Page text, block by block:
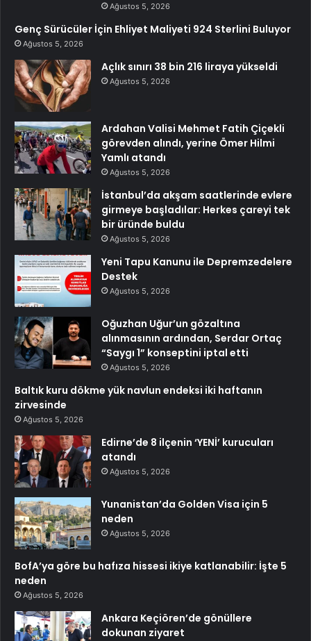
Ağustos 5, 2026
Genç Sürücüler İçin Ehliyet Maliyeti 924 Sterlini Buluyor
Ağustos 5, 2026
Açlık sınırı 38 bin 216 liraya yükseldi
Ağustos 5, 2026
Ardahan Valisi Mehmet Fatih Çiçekli
görevden alındı, yerine Ömer Hilmi
Yamlı atandı
Ağustos 5, 2026
İstanbul’da akşam saatlerinde evlere
girmeye başladılar: Herkes çareyi tek
bir üründe buldu
Ağustos 5, 2026
Yeni Tapu Kanunu ile Depremzedelere
Destek
Ağustos 5, 2026
Oğuzhan Uğur’un gözaltına
alınmasının ardından, Serdar Ortaç
“Saygı 1” konseptini iptal etti
Ağustos 5, 2026
Baltık kuru dökme yük navlun endeksi iki haftanın
zirvesinde
Ağustos 5, 2026
Edirne’de 8 ilçenin ‘YENİ’ kurucuları
atandı
Ağustos 5, 2026
Yunanistan’da Golden Visa için 5
neden
Ağustos 5, 2026
BofA’ya göre bu hafıza hissesi ikiye katlanabilir: İşte 5
neden
Ağustos 5, 2026
Ankara Keçiören’de gönüllere
dokunan ziyaret